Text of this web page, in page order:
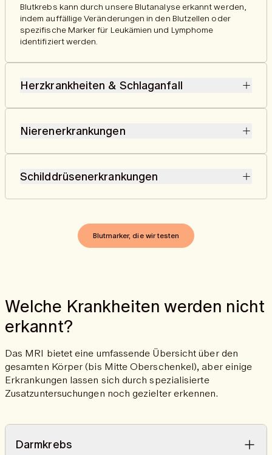
Blutkrebs kann durch unsere Blutanalyse erkannt werden,
indem auffällige Veränderungen in den Blutzellen oder
spezifische Marker für Leukämien und Lymphome
identifiziert werden.
Herzkrankheiten & Schlaganfall
Risikofaktoren für Herzkrankheiten und Schlaganfälle
werden. Dabei werden Marker wie Cholesterinprofile (LDL,
relevante Parameter analysiert, um ein genaues Bild des
Nierenerkrankungen
Unsere Blutanalyse untersucht Marker wie Kreatinin und
Filterfunktion der Nieren zu bewerten und frühe Anzeichen
Schilddrüsenerkrankungen
Durch die Analyse des TSH-Wertes können
frühzeitig erkannt und deren Auswirkungen auf den
Stoffwechsel beurteilt werden.
Blutmarker, die wir testen
Welche Krankheiten werden nicht
erkannt?
Das MRI bietet eine umfassende Übersicht über den
gesamten Körper (bis Mitte Oberschenkel), aber einige
Erkrankungen lassen sich durch spezialisierte
Zusatzuntersuchungen noch gezielter erkennen.
Darmkrebs